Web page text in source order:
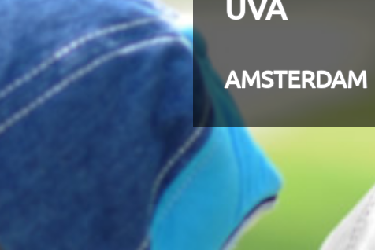
UVA
AMSTERDAM